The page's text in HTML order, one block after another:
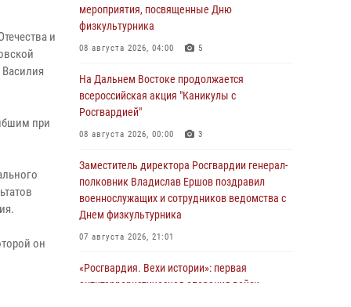
и
при
он
мероприятия, посвященные Дню
физкультурника
08 августа 2026, 04:00 5
На Дальнем Востоке продолжается
всероссийская акция "Каникулы с
Росгвардией"
08 августа 2026, 00:00 3
Заместитель директора Росгвардии генерал-
полковник Владислав Ершов поздравил
военнослужащих и сотрудников ведомства с
Днем физкультурника
07 августа 2026, 21:01
«Росгвардия. Вехи истории»: первая
антитеррористическая операция войск